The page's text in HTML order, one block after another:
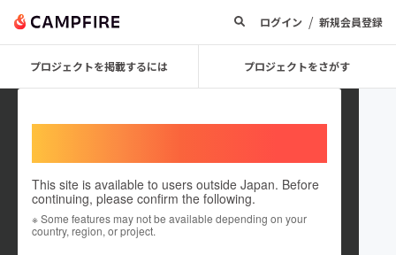
ログイン / 新規会員登録
プロジェクトを掲載するには プロジェクトをさがす
This site is available to users outside Japan. Before
continuing, please confirm the following.
※ Some features may not be available depending on your
country, region, or project.
Shin Masatoshi